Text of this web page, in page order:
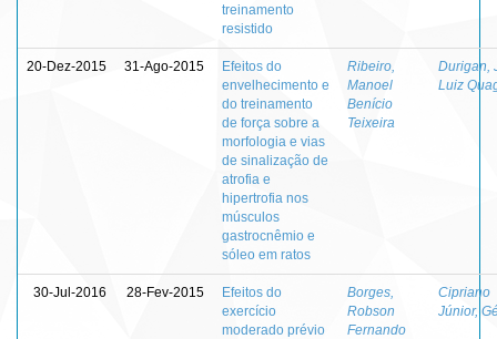
treinamento
resistido
20-Dez-2015 31-Ago-2015
Efeitos do
envelhecimento e
do treinamento
de força sobre a
morfologia e vias
de sinalização de
atrofia e
hipertrofia nos
músculos
gastrocnêmio e
sóleo em ratos
Ribeiro,
Manoel
Benício
Teixeira
Durigan,
Luiz
30-Jul-2016 28-Fev-2015
Efeitos do
exercício
moderado prévio
Borges,
Robson
Fernando
Cipriano
Júnior,